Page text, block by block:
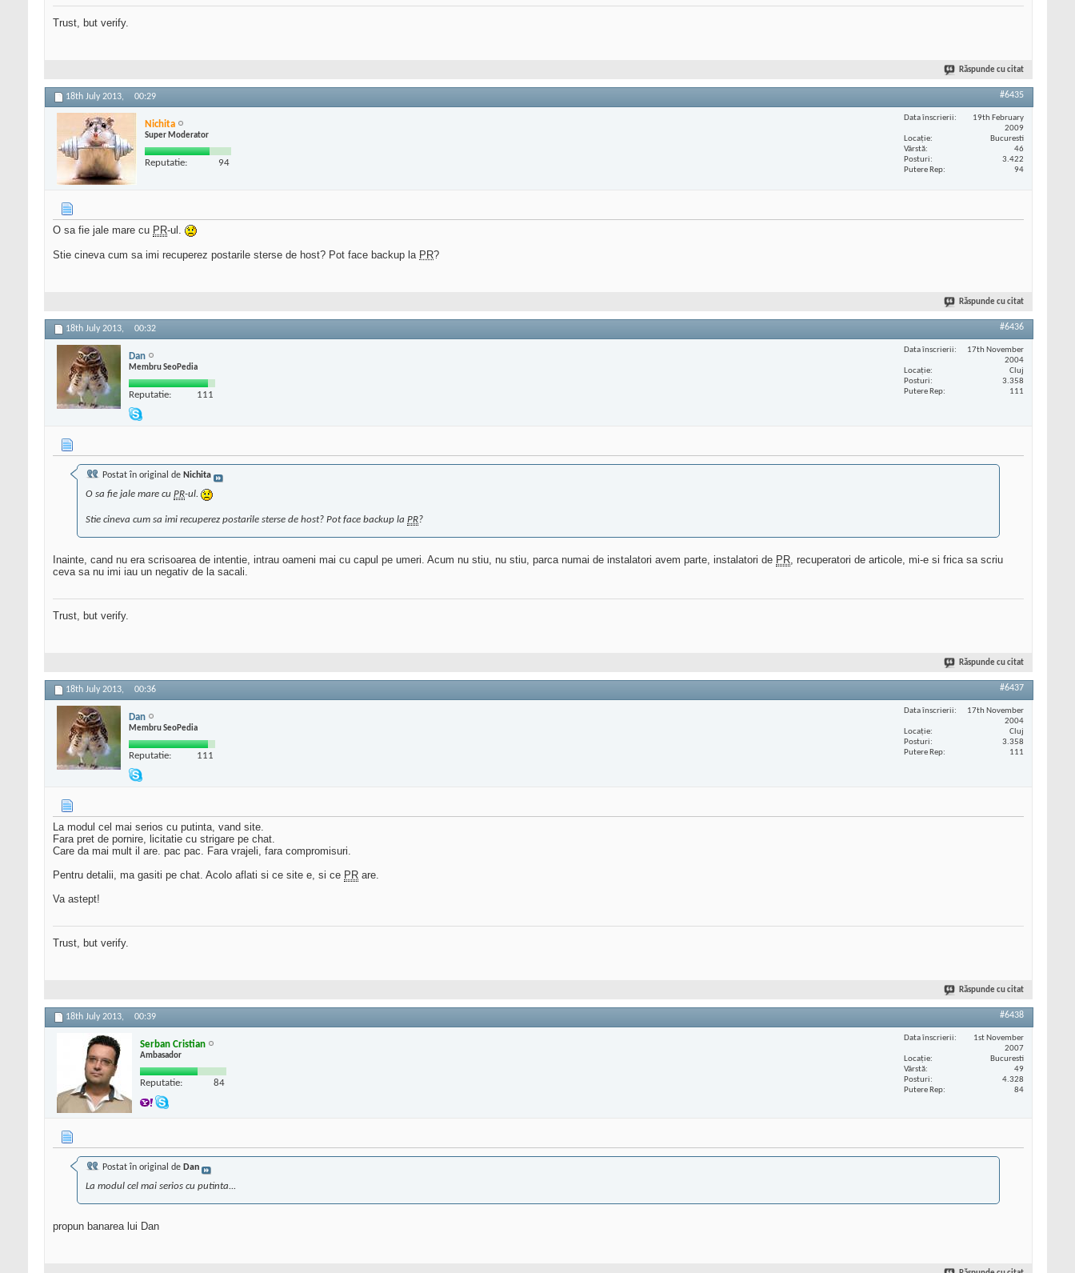
Trust, but verify.
Răspunde cu citat
18th July 2013, 00:29 #6435
Nichita
Super Moderator
Reputatie: 94
Data înscrierii
19th February
2009
Locaţie
Bucuresti
Vârstă
46
Posturi
3.422
Putere Rep
94
O sa fie jale mare cu PR-ul.
Stie cineva cum sa imi recuperez postarile sterse de host? Pot face backup la PR?
Răspunde cu citat
18th July 2013, 00:32 #6436
Dan
Membru SeoPedia
Reputatie: 111
Data înscrierii
17th November
2004
Locaţie
Cluj
Posturi
3.358
Putere Rep
111
Postat în original de Nichita
O sa fie jale mare cu PR-ul.
Stie cineva cum sa imi recuperez postarile sterse de host? Pot face backup la PR?
Inainte, cand nu era scrisoarea de intentie, intrau oameni mai cu capul pe umeri. Acum nu stiu, nu stiu, parca numai de instalatori avem parte, instalatori de PR, recuperatori de articole, mi-e si frica sa scriu
ceva sa nu imi iau un negativ de la sacali.
Trust, but verify.
Răspunde cu citat
18th July 2013, 00:36 #6437
Dan
Membru SeoPedia
Reputatie: 111
Data înscrierii
17th November
2004
Locaţie
Cluj
Posturi
3.358
Putere Rep
111
La modul cel mai serios cu putinta, vand site.
Fara pret de pornire, licitatie cu strigare pe chat.
Care da mai mult il are. pac pac. Fara vrajeli, fara compromisuri.
Pentru detalii, ma gasiti pe chat. Acolo aflati si ce site e, si ce PR are.
Va astept!
Trust, but verify.
Răspunde cu citat
18th July 2013, 00:39 #6438
Serban Cristian
Ambasador
Reputatie: 84
Data înscrierii
1st November
2007
Locaţie
Bucuresti
Vârstă
49
Posturi
4.328
Putere Rep
84
Postat în original de Dan
La modul cel mai serios cu putinta...
propun banarea lui Dan